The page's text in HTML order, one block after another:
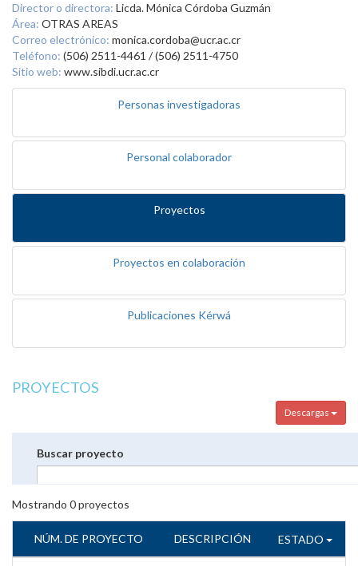
Director o directora: Licda. Mónica Córdoba Guzmán
Área: OTRAS AREAS
Correo electrónico: monica.cordoba@ucr.ac.cr
Teléfono: (506) 2511-4461 / (506) 2511-4750
Sitio web: www.sibdi.ucr.ac.cr
Personas investigadoras
Personal colaborador
Proyectos
Proyectos en colaboración
Publicaciones Kérwá
PROYECTOS
Descargas
Buscar proyecto
Mostrando 0proyectos
NÚM. DE PROYECTO DESCRIPCIÓN ESTADO